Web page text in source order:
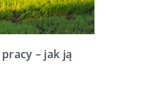
– jak ją